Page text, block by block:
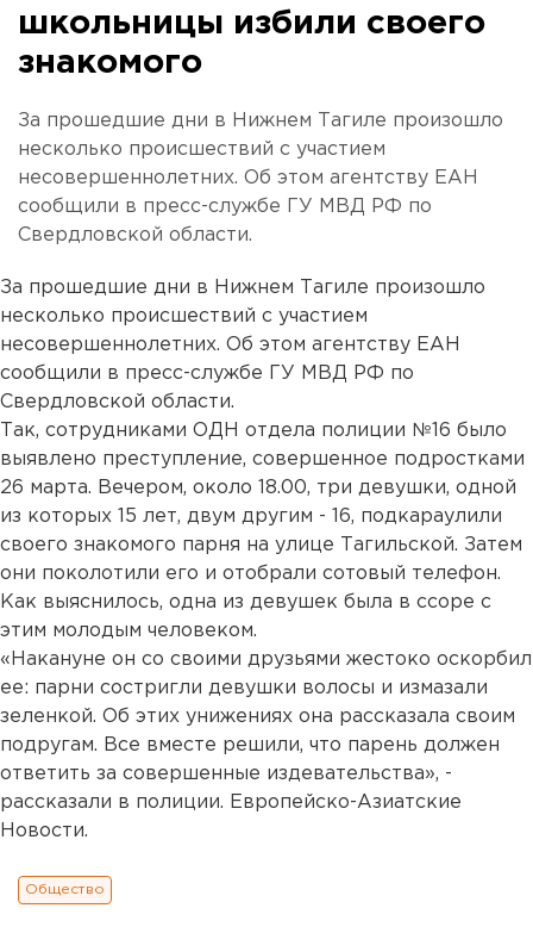
школьницы избили своего
знакомого
За прошедшие дни в Нижнем Тагиле произошло
несколько происшествий с участием
несовершеннолетних. Об этом агентству ЕАН
сообщили в пресс-службе ГУ МВД РФ по
Свердловской области.
За прошедшие дни в Нижнем Тагиле произошло
несколько происшествий с участием
несовершеннолетних. Об этом агентству ЕАН
сообщили в пресс-службе ГУ МВД РФ по
Свердловской области.
Так, сотрудниками ОДН отдела полиции №16 было
выявлено преступление, совершенное подростками
26 марта. Вечером, около 18.00, три девушки, одной
из которых 15 лет, двум другим - 16, подкараулили
своего знакомого парня на улице Тагильской. Затем
они поколотили его и отобрали сотовый телефон.
Как выяснилось, одна из девушек была в ссоре с
этим молодым человеком.
«Накануне он со своими друзьями жестоко оскорбил
ее: парни состригли девушки волосы и измазали
зеленкой. Об этих унижениях она рассказала своим
подругам. Все вместе решили, что парень должен
ответить за совершенные издевательства», -
рассказали в полиции. Европейско-Азиатские
Новости.
Общество